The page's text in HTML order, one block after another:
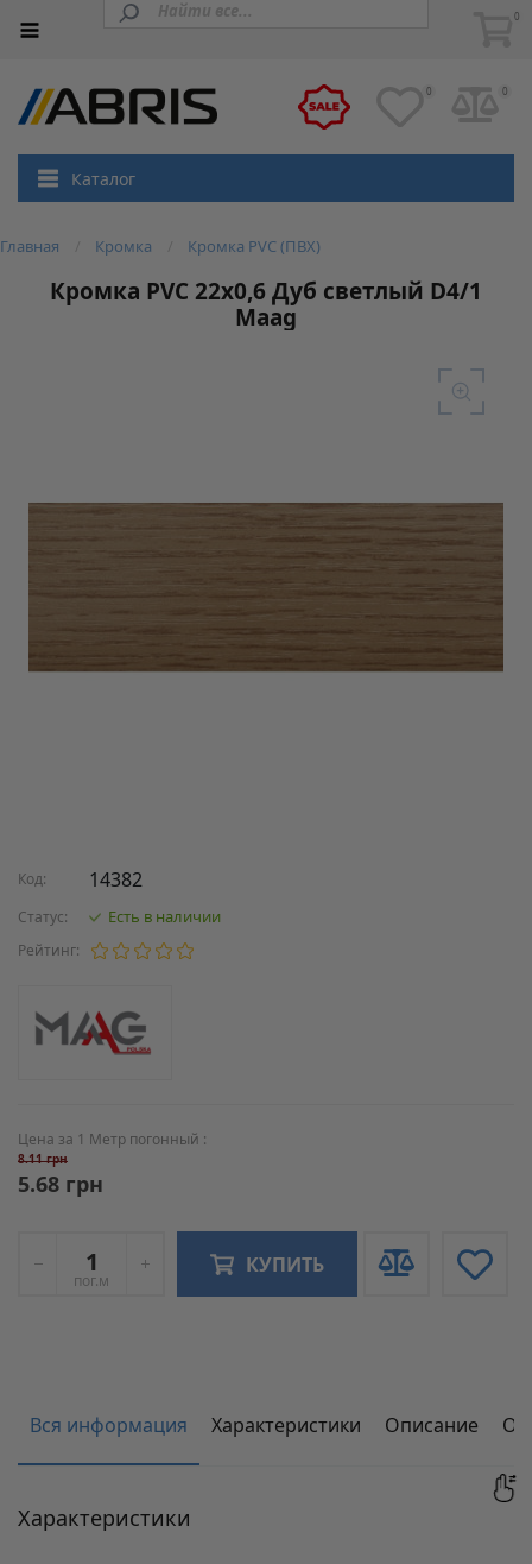
0
0 0
Каталог
Главная Кромка Кромка PVC (ПВХ)
Кромка PVC 22х0,6 Дуб светлый D4/1
Maag
Код: 14382
Статус: Есть в наличии
Рейтинг:
Цена за 1 Метр погонный :
8.11 грн
5.68 грн
пог.м
КУПИТЬ
Вся информация Характеристики Описание
Характеристики